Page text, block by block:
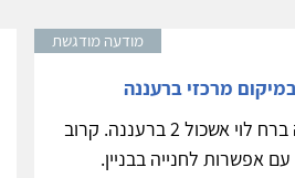
מודעה מודגשת
מרכזי ברעננה
מחפשים שותפ.ה לקליניקה ברח לוי אשכול 2 ברעננה. קרוב
אפשרות לחנייה בבניין.